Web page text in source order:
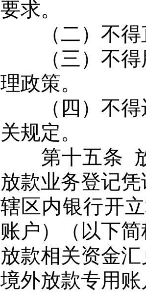
要求。
（二）不得
（三）不得
理政策。
（四）不得
关规定。
第十五条 放
放款业务登记
辖区内银行开
账户）（以下
放款相关资金
境外放款专用